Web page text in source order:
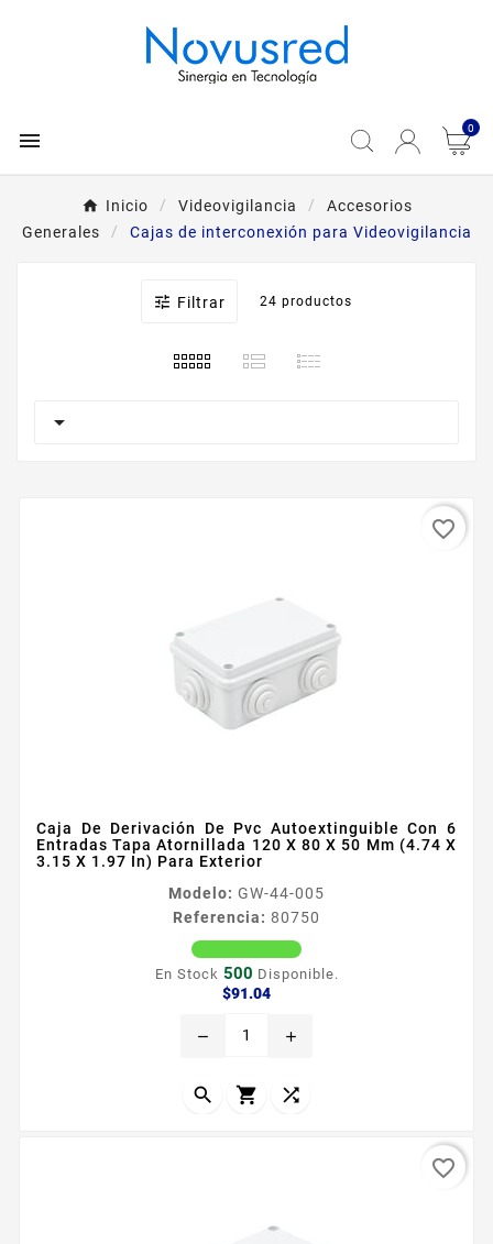
 0
Inicio Videovigilancia
Accesorios
Generales
Cajas de interconexión para Videovigilancia
 Filtrar 24 productos

Caja De Derivación De Pvc Autoextinguible Con 6
Entradas Tapa Atornillada 120 X 80 X 50 Mm (4.74 X
3.15 X 1.97 In) Para Exterior
Modelo: GW-44-005
Referencia: 80750
En Stock 500 Disponible.
$91.04Precio
remove add
  
favorite_border
favorite_border